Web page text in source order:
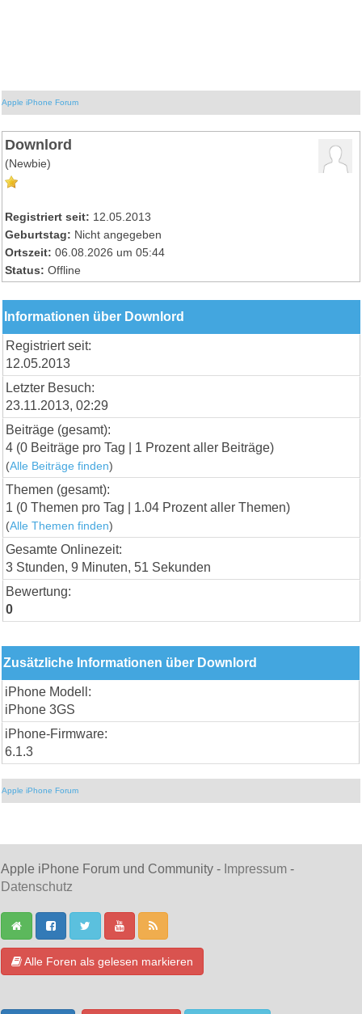
Apple iPhone Forum
Downlord
(Newbie)
Registriert seit: 12.05.2013
Geburtstag: Nicht angegeben
Ortszeit: 06.08.2026 um 05:44
Status: Offline
Informationen über Downlord
Registriert seit:
12.05.2013
Letzter Besuch:
23.11.2013, 02:29
Beiträge (gesamt):
4 (0 Beiträge pro Tag | 1 Prozent aller Beiträge)
(Alle Beiträge finden)
Themen (gesamt):
1 (0 Themen pro Tag | 1.04 Prozent aller Themen)
(Alle Themen finden)
Gesamte Onlinezeit:
3 Stunden, 9 Minuten, 51 Sekunden
Bewertung:
0
Zusätzliche Informationen über Downlord
iPhone Modell:
iPhone 3GS
iPhone-Firmware:
6.1.3
Apple iPhone Forum
Apple iPhone Forum und Community - Impressum -
Datenschutz
Alle Foren als gelesen markieren